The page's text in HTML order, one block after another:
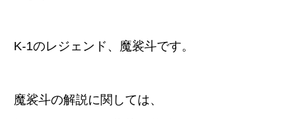
K-1のレジェンド、魔裟斗です。
魔裟斗の解説に関しては、